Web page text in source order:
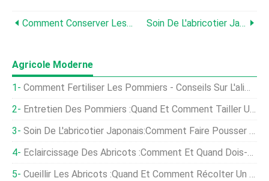
Comment Conserver Les Abricots :en Savoir Plus Sur Les Soins Post-Récolte Des Abricots Soin De L'abricotier Japonais:Comment Faire Pousser Des Abricotiers Japonais
Agricole Moderne
Comment Fertiliser Les Pommiers - Conseils Sur L'alimentation Des Pommiers
Entretien Des Pommiers :quand Et Comment Tailler Un Pommier
Soin De L'abricotier Japonais:Comment Faire Pousser Des Abricotiers Japonais
Éclaircissage Des Abricots :comment Et Quand Dois-Je Éclaircir Mon Abricotier
Cueillir Les Abricots :quand Et Comment Récolter Un Abricot